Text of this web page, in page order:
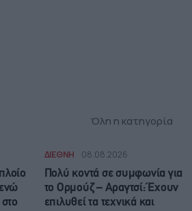
Όλη η κατηγορία
στο
ΔΙΕΘΝΗ 08.08.2026
Πολύ κοντά σε συμφωνία για
το Ορμούζ – Αραγτσί: Έχουν
επιλυθεί τα τεχνικά και